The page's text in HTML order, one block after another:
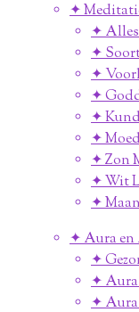
✦
✦
✦
✦
✦
✦
✦
✦ Zon
✦ Wit
✦
✦ Aura en
✦
✦ Aura
✦ Aura